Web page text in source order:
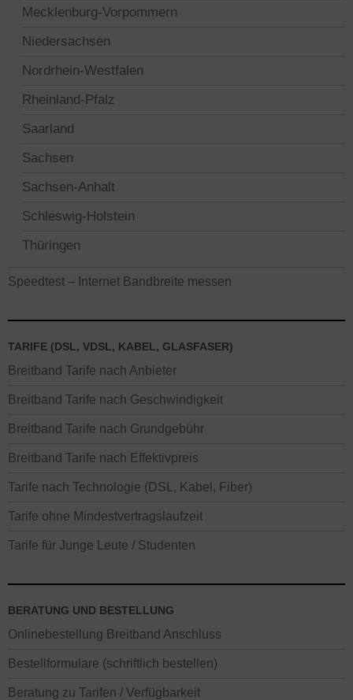
Mecklenburg-Vorpommern
Niedersachsen
Nordrhein-Westfalen
Rheinland-Pfalz
Saarland
Sachsen
Sachsen-Anhalt
Schleswig-Holstein
Thüringen
Speedtest – Internet Bandbreite messen
TARIFE (DSL, VDSL, KABEL, GLASFASER)
Breitband Tarife nach Anbieter
Breitband Tarife nach Geschwindigkeit
Breitband Tarife nach Grundgebühr
Breitband Tarife nach Effektivpreis
Tarife nach Technologie (DSL, Kabel, Fiber)
Tarife ohne Mindestvertragslaufzeit
Tarife für Junge Leute / Studenten
BERATUNG UND BESTELLUNG
Onlinebestellung Breitband Anschluss
Bestellformulare (schriftlich bestellen)
Beratung zu Tarifen / Verfügbarkeit